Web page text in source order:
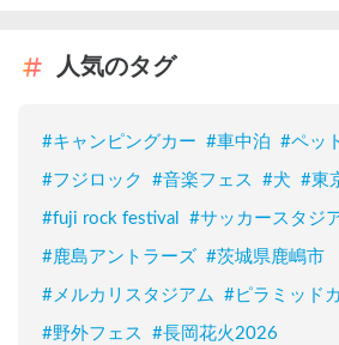
人気のタグ
#キャンピングカー #車中泊 #ペッ
#フジロック #音楽フェス #犬 #東
#fuji rock festival #サッカースタジ
#鹿島アントラーズ #茨城県鹿嶋市
#メルカリスタジアム #ピラミッド
#野外フェス #長岡花火2026